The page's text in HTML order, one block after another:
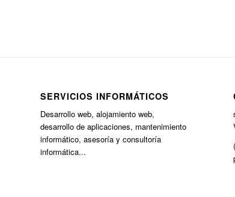
SERVICIOS INFORMÁTICOS
Desarrollo web, alojamiento web,
desarrollo de aplicaciones, mantenimiento
informático, asesoría y consultoría
informática...